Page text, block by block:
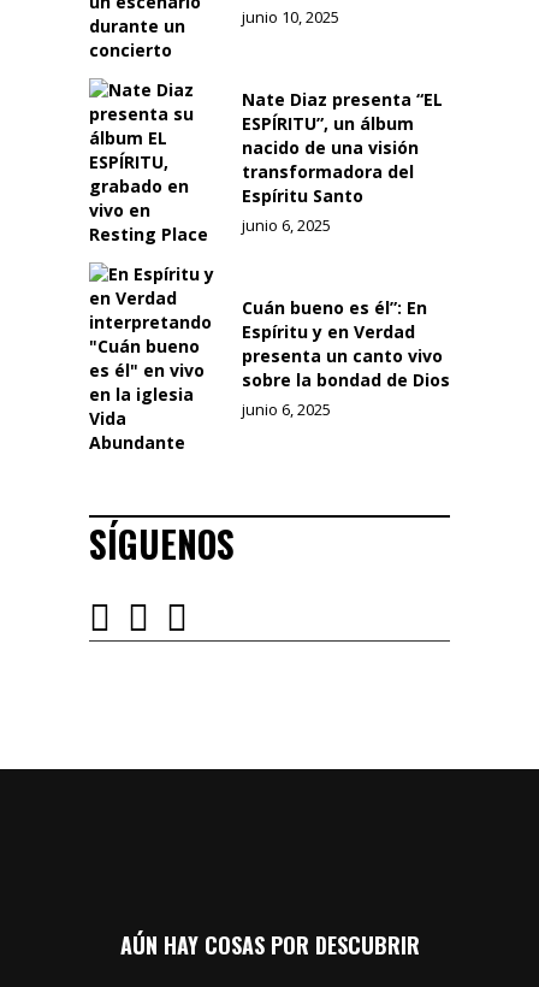
junio 10, 2025
Nate Diaz presenta “EL
ESPÍRITU”, un álbum
nacido de una visión
transformadora del
Espíritu Santo
junio 6, 2025
Cuán bueno es él”: En
Espíritu y en Verdad
presenta un canto vivo
sobre la bondad de Dios
junio 6, 2025
SÍGUENOS
AÚN HAY COSAS POR DESCUBRIR